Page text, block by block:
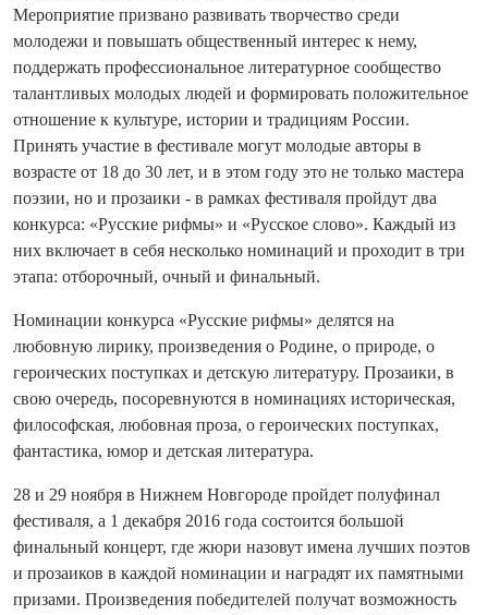
Мероприятие призвано развивать творчество среди
молодежи и повышать общественный интерес к нему,
поддержать профессиональное литературное сообщество
талантливых молодых людей и формировать положительное
отношение к культуре, истории и традициям России.
Принять участие в фестивале могут молодые авторы в
возрасте от 18 до 30 лет, и в этом году это не только мастера
поэзии, но и прозаики - в рамках фестиваля пройдут два
конкурса: «Русские рифмы» и «Русское слово». Каждый из
них включает в себя несколько номинаций и проходит в три
этапа: отборочный, очный и финальный.
Номинации конкурса «Русские рифмы» делятся на
любовную лирику, произведения о Родине, о природе, о
героических поступках и детскую литературу. Прозаики, в
свою очередь, посоревнуются в номинациях историческая,
философская, любовная проза, о героических поступках,
фантастика, юмор и детская литература.
28 и 29 ноября в Нижнем Новгороде пройдет полуфинал
фестиваля, а 1 декабря 2016 года состоится большой
финальный концерт, где жюри назовут имена лучших поэтов
и прозаиков в каждой номинации и наградят их памятными
призами. Произведения победителей получат возможность